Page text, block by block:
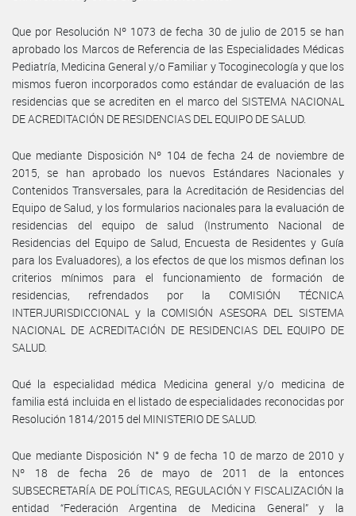
Que por Resolución Nº 1073 de fecha 30 de julio de 2015 se han
aprobado los Marcos de Referencia de las Especialidades Médicas
Pediatría, Medicina General y/o Familiar y Tocoginecología y que los
mismos fueron incorporados como estándar de evaluación de las
residencias que se acrediten en el marco del SISTEMA NACIONAL
DE ACREDITACIÓN DE RESIDENCIAS DEL EQUIPO DE SALUD.
Que mediante Disposición Nº 104 de fecha 24 de noviembre de
2015, se han aprobado los nuevos Estándares Nacionales y
Contenidos Transversales, para la Acreditación de Residencias del
Equipo de Salud, y los formularios nacionales para la evaluación de
residencias del equipo de salud (Instrumento Nacional de
Residencias del Equipo de Salud, Encuesta de Residentes y Guía
para los Evaluadores), a los efectos de que los mismos definan los
criterios mínimos para el funcionamiento de formación de
residencias, refrendados por la COMISIÓN TÉCNICA
INTERJURISDICCIONAL y la COMISIÓN ASESORA DEL SISTEMA
NACIONAL DE ACREDITACIÓN DE RESIDENCIAS DEL EQUIPO DE
SALUD.
Qué la especialidad médica Medicina general y/o medicina de
familia está incluida en el listado de especialidades reconocidas por
Resolución 1814/2015 del MINISTERIO DE SALUD.
Que mediante Disposición N° 9 de fecha 10 de marzo de 2010 y
Nº 18 de fecha 26 de mayo de 2011 de la entonces
SUBSECRETARÍA DE POLÍTICAS, REGULACIÓN Y FISCALIZACIÓN la
entidad “Federación Argentina de Medicina General” y la